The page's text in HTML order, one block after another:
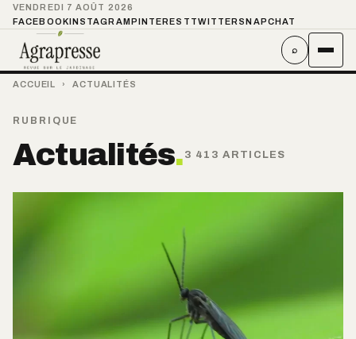
VENDREDI 7 AOÛT 2026
FACEBOOKINSTAGRAMPINTEREST TWITTER SNAPCHAT
⌕
ACCUEIL › ACTUALITÉS
RUBRIQUE
Actualités. 3 413 ARTICLES